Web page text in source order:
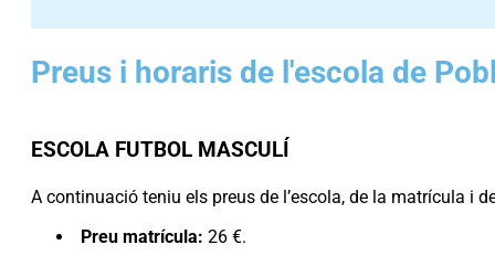
Preus i horaris de l'escola de
ESCOLA FUTBOL MASCULÍ
A continuació teniu els preus de l’escola, de la matrícula i
Preu matrícula: 26 €.